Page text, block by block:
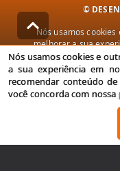
©
Nós usamos
melhorar a sua
publicidade e
nossos serviços, você
Política de
Nós usamos cookies e
a sua experiência em
recomendar conteúdo
você concorda com nossa